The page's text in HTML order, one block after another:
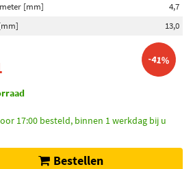
[mm]
4,7
13,0
-41%
17:00 besteld, binnen 1 werkdag bij u
Bestellen